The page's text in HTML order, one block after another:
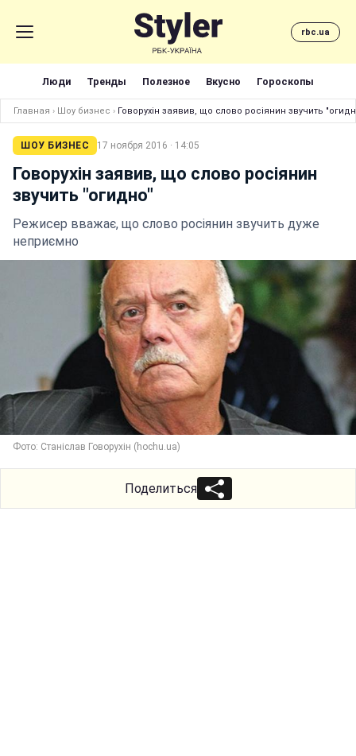
rbc.ua
Люди Тренды Полезное Вкусно Гороскопы
Главная › Шоу бизнес › Говорухін заявив, що слово росіянин звучить
ШОУ БИЗНЕС 17 ноября 2016 · 14:05
Говорухін заявив, що слово росіянин
звучить "огидно"
Режисер вважає, що слово росіянин звучить дуже
неприємно
Фото: Станіслав Говорухін (hochu.ua)
Поделиться